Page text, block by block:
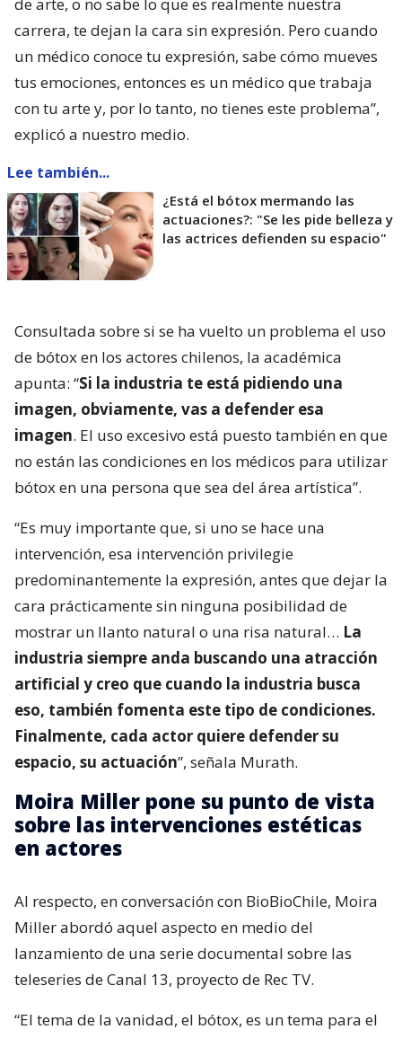
carrera, te dejan la cara sin expresión. Pero cuando
un médico conoce tu expresión, sabe cómo mueves
tus emociones, entonces es un médico que trabaja
con tu arte y, por lo tanto, no tienes este problema”,
explicó a nuestro medio.
Lee también...
¿Está el bótox mermando las
actuaciones?: "Se les pide belleza y
las actrices defienden su espacio"
Consultada sobre si se ha vuelto un problema el uso
de bótox en los actores chilenos, la académica
apunta: “Si la industria te está pidiendo una
imagen, obviamente, vas a defender esa
imagen. El uso excesivo está puesto también en que
no están las condiciones en los médicos para utilizar
bótox en una persona que sea del área artística”.
“Es muy importante que, si uno se hace una
intervención, esa intervención privilegie
predominantemente la expresión, antes que dejar la
cara prácticamente sin ninguna posibilidad de
mostrar un llanto natural o una risa natural… La
industria siempre anda buscando una atracción
artificial y creo que cuando la industria busca
eso, también fomenta este tipo de condiciones.
Finalmente, cada actor quiere defender su
espacio, su actuación”, señala Murath.
Moira Miller pone su punto de vista
sobre las intervenciones estéticas
en actores
Al respecto, en conversación con BioBioChile, Moira
Miller abordó aquel aspecto en medio del
lanzamiento de una serie documental sobre las
teleseries de Canal 13, proyecto de Rec TV.
“El tema de la vanidad, el bótox, es un tema para el